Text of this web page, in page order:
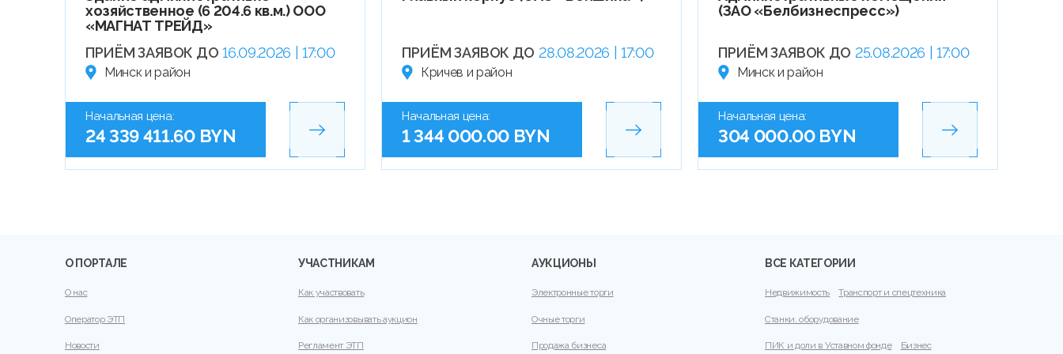
хозяйственное (6 204.6 кв.м.) ООО
«МАГНАТ ТРЕЙД»
ПРИЁМ ЗАЯВОК ДО 16.09.2026 | 17:00
Минск и район
Начальная цена:
24 339 411.60 BYN
ПРИЁМ ЗАЯВОК ДО 28.08.2026 | 17:00
Кричев и район
Начальная цена:
1 344 000.00 BYN
(ЗАО «Белбизнеспресс»)
ПРИЁМ ЗАЯВОК ДО 25.08.2026 | 17:00
Минск и район
Начальная цена:
304 000.00 BYN
О ПОРТАЛЕ
О нас
Оператор ЭТП
Новости
УЧАСТНИКАМ
Как участвовать
Как организовывать аукцион
Регламент ЭТП
АУКЦИОНЫ
Электронные торги
Очные торги
Продажа бизнеса
ВСЕ КАТЕГОРИИ
Недвижимость Транспорт и спецтехника
Станки, оборудование
ПИК и доли в Уставном фонде Бизнес